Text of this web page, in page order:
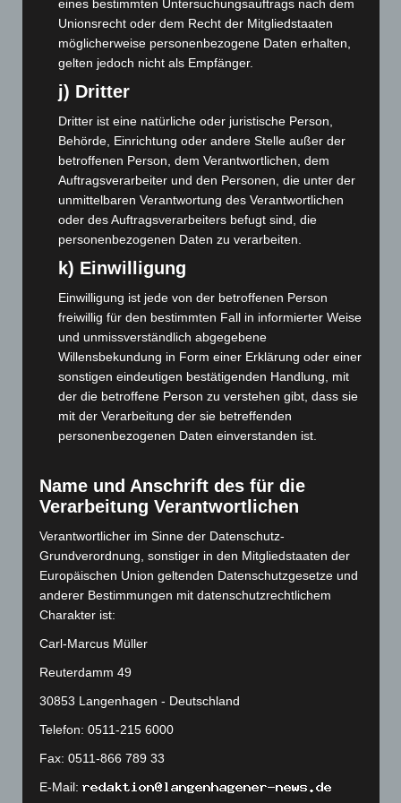
Dezember 2024(89)
November 2024(94)
Oktober 2024(93)
September 2024(112)
August 2024(107)
Juli 2024(89)
Juni 2024(107)
Mai 2024 (149)
März 2024
Februar 2024(103)
Januar 2024(111)
Dezember 2023(130)
November 2023(130)
Oktober 2023(114)
September 2023(133)
Juli 2023
(118)
Mai 2023(139)
April 2023(155)
November 2022
(167)
September 2022 (205)
August 2022(166)
eines bestimmten Untersuchungsauftrags nach dem
Unionsrecht oder dem Recht der Mitgliedstaaten
möglicherweise personenbezogene Daten erhalten,
gelten jedoch nicht als Empfänger.
j) Dritter
Dritter ist eine natürliche oder juristische Person,
Behörde, Einrichtung oder andere Stelle außer der
betroffenen Person, dem Verantwortlichen, dem
Auftragsverarbeiter und den Personen, die unter der
unmittelbaren Verantwortung des Verantwortlichen
oder des Auftragsverarbeiters befugt sind, die
personenbezogenen Daten zu verarbeiten.
k) Einwilligung
Einwilligung ist jede von der betroffenen Person
freiwillig für den bestimmten Fall in informierter Weise
und unmissverständlich abgegebene
Willensbekundung in Form einer Erklärung oder einer
sonstigen eindeutigen bestätigenden Handlung, mit
der die betroffene Person zu verstehen gibt, dass sie
mit der Verarbeitung der sie betreffenden
personenbezogenen Daten einverstanden ist.
Name und Anschrift des für die
Verarbeitung Verantwortlichen
Verantwortlicher im Sinne der Datenschutz-
Grundverordnung, sonstiger in den Mitgliedstaaten der
Europäischen Union geltenden Datenschutzgesetze und
anderer Bestimmungen mit datenschutzrechtlichem
Charakter ist:
Carl-Marcus Müller
Reuterdamm 49
30853 Langenhagen - Deutschland
Telefon: 0511-215 6000
Fax: 0511-866 789 33
E-Mail: